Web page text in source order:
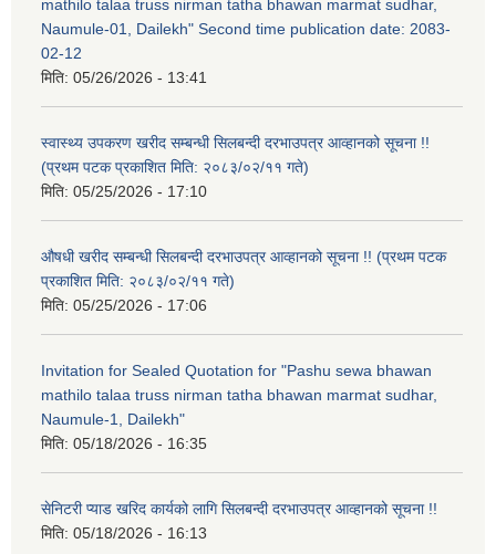
mathilo talaa truss nirman tatha bhawan marmat sudhar,
Naumule-01, Dailekh" Second time publication date: 2083-
02-12
मिति: 05/26/2026 - 13:41
स्वास्थ्य उपकरण खरीद सम्बन्धी सिलबन्दी दरभाउपत्र आव्हानको सूचना !!
(प्रथम पटक प्रकाशित मिति: २०८३/०२/११ गते)
मिति: 05/25/2026 - 17:10
औषधी खरीद सम्बन्धी सिलबन्दी दरभाउपत्र आव्हानको सूचना !! (प्रथम पटक
प्रकाशित मिति: २०८३/०२/११ गते)
मिति: 05/25/2026 - 17:06
Invitation for Sealed Quotation for "Pashu sewa bhawan
mathilo talaa truss nirman tatha bhawan marmat sudhar,
Naumule-1, Dailekh"
मिति: 05/18/2026 - 16:35
सेनिटरी प्याड खरिद कार्यको लागि सिलबन्दी दरभाउपत्र आव्हानको सूचना !!
मिति: 05/18/2026 - 16:13